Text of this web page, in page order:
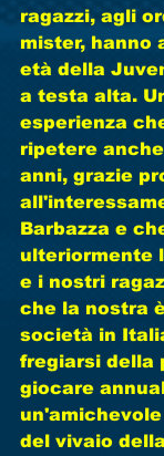
ragazzi, agli
mister, hanno
età della
a testa alta.
esperienza
ripetere
anni, grazie
Barbazza e
ulteriormente
e i nostri
che la nostra
società in
fregiarsi della
giocare
del vivaio